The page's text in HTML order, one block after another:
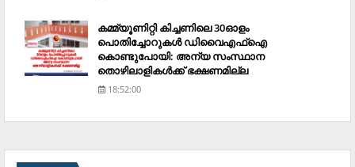
കമ്മ്യൂണിറ്റി കിച്ചണിലെ 30ഓളം
പൊതിച്ചോറുകള്‍ ഡിവൈഎഫ്‌ഐ
കൊണ്ടുപോയി: അന്യ സംസ്ഥാന
തൊഴിലാളികള്‍ക്ക് ഭക്ഷണമില്ല
18:52:00